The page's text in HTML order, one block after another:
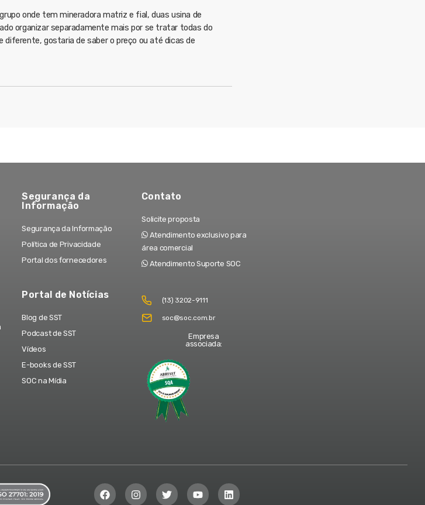
onde tem mineradora matriz e fial, duas usina de
organizar separadamente mais por se tratar todas do
gostaria de saber o preço ou até dicas de
Segurança da
Informação
Segurança da Informação
Política de Privacidade
Portal dos fornecedores
Portal de Notícias
Blog de SST
Podcast de SST
Vídeos
E-books de SST
SOC na Mídia
Contato
Solicite proposta
Atendimento exclusivo para
área comercial
Atendimento Suporte SOC
(13) 3202-9111
soc@soc.com.br
Empresa
associada: